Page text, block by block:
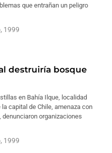
que entrañan un peligro
1999
destruiría bosque
en Bahía Ilque, localidad
capital de Chile, amenaza con
denunciaron organizaciones
1999